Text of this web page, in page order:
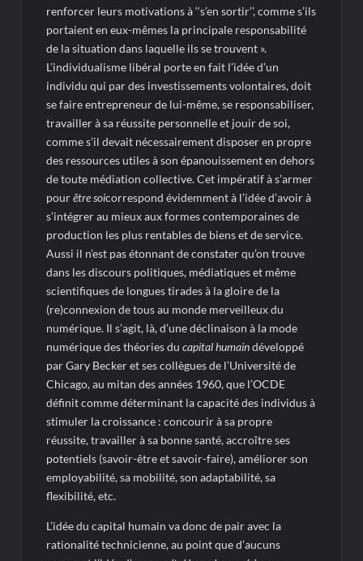
renforcer leurs motivations à ‘‘s’en sortir’’, comme s’ils
portaient en eux-mêmes la principale responsabilité
de la situation dans laquelle ils se trouvent ».
L’individualisme libéral porte en fait l’idée d’un
individu qui par des investissements volontaires, doit
se faire entrepreneur de lui-même, se responsabiliser,
travailler à sa réussite personnelle et jouir de soi,
comme s’il devait nécessairement disposer en propre
des ressources utiles à son épanouissement en dehors
de toute médiation collective. Cet impératif à s’armer
pourêtre soicorrespond évidemment à l’idée d’avoir à
s’intégrer au mieux aux formes contemporaines de
production les plus rentables de biens et de service.
Aussi il n’est pas étonnant de constater qu’on trouve
dans les discours politiques, médiatiques et même
scientifiques de longues tirades à la gloire de la
(re)connexion de tous au monde merveilleux du
numérique. Il s’agit, là, d’une déclinaison à la mode
numérique des théories ducapital humaindéveloppé
par Gary Becker et ses collègues de l’Université de
Chicago, au mitan des années 1960, que l’OCDE
définit comme déterminant la capacité des individus à
stimuler la croissance : concourir à sa propre
réussite, travailler à sa bonne santé, accroître ses
potentiels (savoir-être et savoir-faire), améliorer son
employabilité, sa mobilité, son adaptabilité, sa
flexibilité, etc.
L’idée du capital humain va donc de pair avec la
rationalité technicienne, au point que d’aucuns